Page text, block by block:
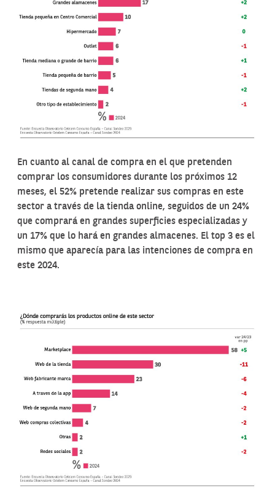
En cuanto al canal de compra en el que pretenden
comprar los consumidores durante los próximos 12
meses, el 52% pretende realizar sus compras en este
sector a través de la tienda online, seguidos de un 24%
que comprará en grandes superficies especializadas y
un 17% que lo hará en grandes almacenes. El top 3 es el
mismo que aparecía para las intenciones de compra en
este 2024.